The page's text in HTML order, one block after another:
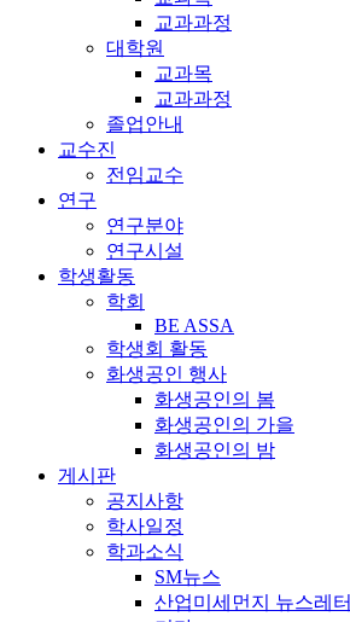
교과과정
대학원
교과목
교과과정
졸업안내
교수진
전임교수
연구
연구분야
연구시설
학생활동
학회
BE ASSA
학생회 활동
화생공인 행사
화생공인의 봄
화생공인의 가을
화생공인의 밤
게시판
공지사항
학사일정
학과소식
SM뉴스
산업미세먼지 뉴스레터